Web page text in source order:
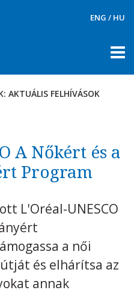
ENG / HU
AKTUÁLIS FELHÍVÁSOK
AKTUÁLIS FELHÍVÁSOK
A Nőkért és a
Program
L'Oréal-UNESCO
a női
és elhárítsa az
annak